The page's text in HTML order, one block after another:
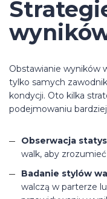
Obstawianie wyników
tylko samych
kondycji. Oto kilka
podejmowaniu
Obserwacja
walk, aby
Badanie stylów
walczą w parterze